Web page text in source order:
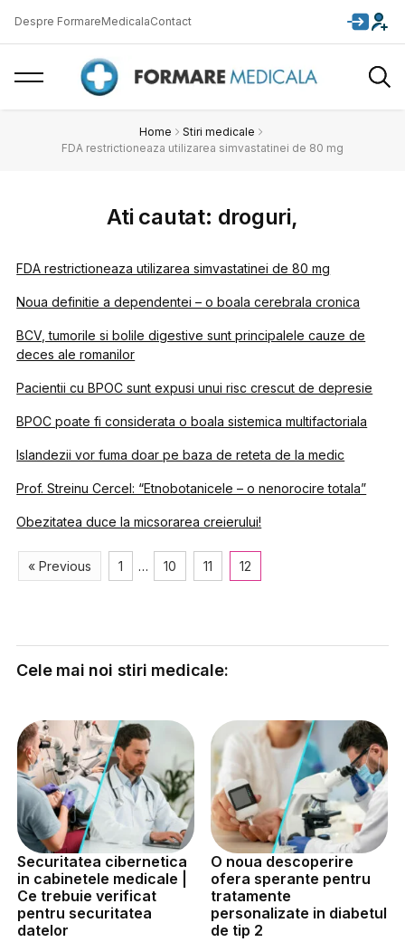
Despre FormareMedicalaContact
Home
Stiri medicale
FDA restrictioneaza utilizarea simvastatinei de 80 mg
Ati cautat: droguri,
FDA restrictioneaza utilizarea simvastatinei de 80 mg
Noua definitie a dependentei – o boala cerebrala cronica
BCV, tumorile si bolile digestive sunt principalele cauze de
deces ale romanilor
Pacientii cu BPOC sunt expusi unui risc crescut de depresie
BPOC poate fi considerata o boala sistemica multifactoriala
Islandezii vor fuma doar pe baza de reteta de la medic
Prof. Streinu Cercel: “Etnobotanicele – o nenorocire totala”
Obezitatea duce la micsorarea creierului!
« Previous 1 … 10 11 12
Cele mai noi stiri medicale:
Securitatea cibernetica
in cabinetele medicale |
Ce trebuie verificat
pentru securitatea
datelor
O noua descoperire
ofera sperante pentru
tratamente
personalizate in diabetul
de tip 2